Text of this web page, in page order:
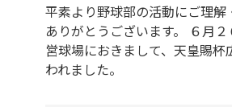
平素より野球部の活動にご理解
ありがとうございます。 ６月
営球場におきまして、天皇賜杯
われました。